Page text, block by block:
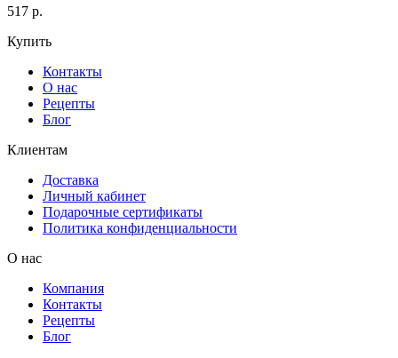
517 р.
Купить
Контакты
О нас
Рецепты
Блог
Клиентам
Доставка
Личный кабинет
Подарочные сертификаты
Политика конфиденциальности
О нас
Компания
Контакты
Рецепты
Блог